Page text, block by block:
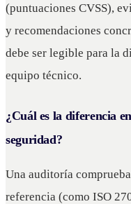
(puntuaciones CVSS),
y recomendaciones
debe ser legible para la
equipo técnico.
¿Cuál es la diferencia
seguridad?
Una auditoría
referencia (como ISO